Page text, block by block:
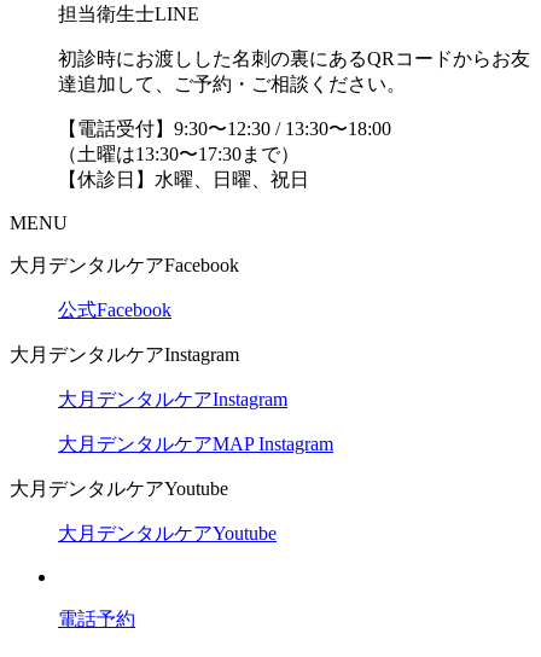
担当衛生士LINE
初診時にお渡しした名刺の裏にあるQRコードからお友
達追加して、ご予約・ご相談ください。
【電話受付】9:30〜12:30 / 13:30〜18:00
（土曜は13:30〜17:30まで）
【休診日】水曜、日曜、祝日
MENU
大月デンタルケアFacebook
公式Facebook
大月デンタルケアInstagram
大月デンタルケアInstagram
大月デンタルケアMAP Instagram
大月デンタルケアYoutube
大月デンタルケアYoutube
電話予約